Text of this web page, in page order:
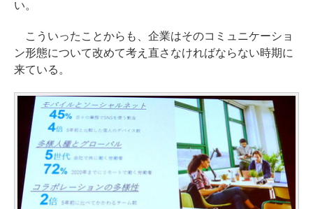
い。
こういったことからも、企業はそのコミュニケーショ
ン形態について改めて考え直さなければならない時期に
来ている。